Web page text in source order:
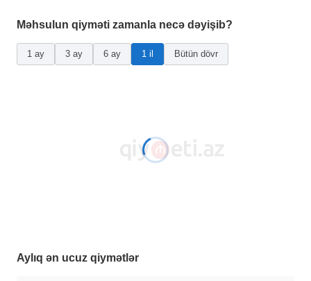
Məhsulun qiyməti zamanla necə dəyişib?
1 ay 3 ay 6 ay 1 il Bütün dövr
Aylıq ən ucuz qiymətlər